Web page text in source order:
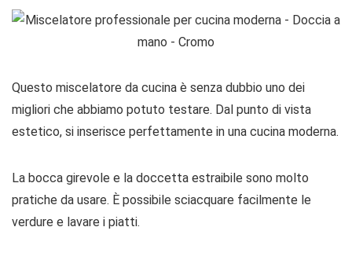
Questo miscelatore da cucina è senza dubbio uno dei
migliori che abbiamo potuto testare. Dal punto di vista
estetico, si inserisce perfettamente in una cucina moderna.
La bocca girevole e la doccetta estraibile sono molto
pratiche da usare. È possibile sciacquare facilmente le
verdure e lavare i piatti.